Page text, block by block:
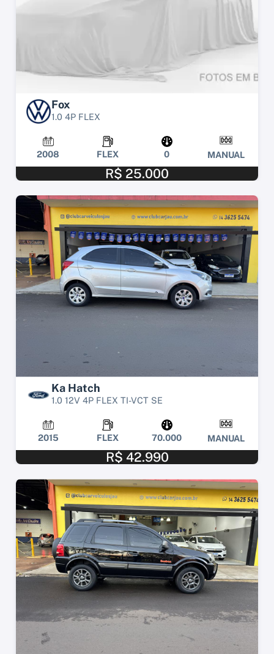
Fox
1.0 4P FLEX
2008 FLEX 0 MANUAL
R$ 25.000
Ka Hatch
1.0 12V 4P FLEX TI-VCT SE
2015 FLEX 70.000 MANUAL
R$ 42.990